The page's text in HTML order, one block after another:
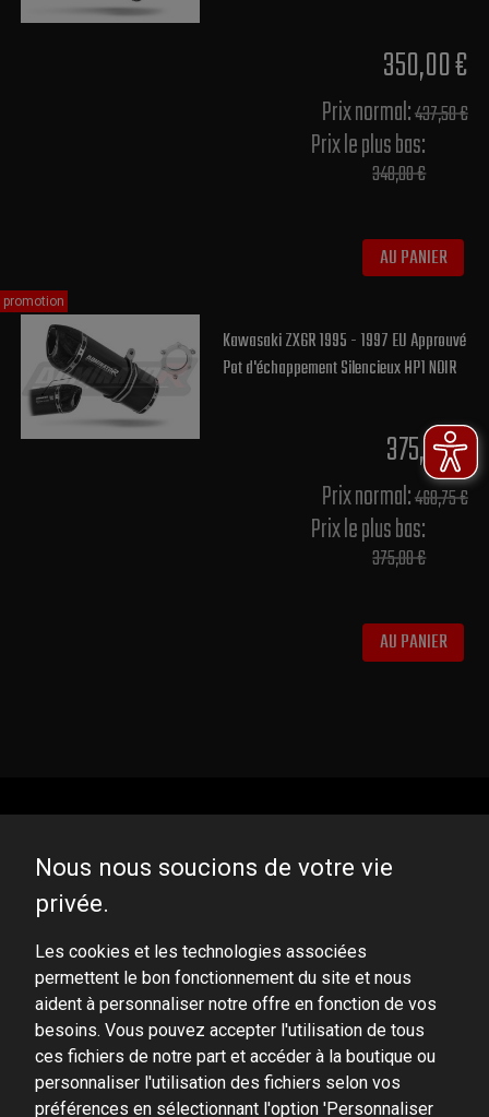
350,00 €
Prix normal​:437,50 €
Prix le plus bas:
348,00 €
AU PANIER
Kawasaki ZX6R 1995 - 1997 EU Approuvé
Pot d'échappement Silencieux HP1 NOIR
375,00 €
Prix normal​:468,75 €
Prix le plus bas:
375,00 €
AU PANIER
promotion
DOMINATOR GROUP Sp. z o.o.
Ludowa 59, 43-514 Kaniów, POLAND
VAT ID No.: 6521751083
dominator@dominator.pl
Nous nous soucions de votre vie
privée.
Les cookies et les technologies associées
permettent le bon fonctionnement du site et nous
aident à personnaliser notre offre en fonction de vos
besoins. Vous pouvez accepter l'utilisation de tous
ces fichiers de notre part et accéder à la boutique ou
personnaliser l'utilisation des fichiers selon vos
préférences en sélectionnant l'option 'Personnaliser